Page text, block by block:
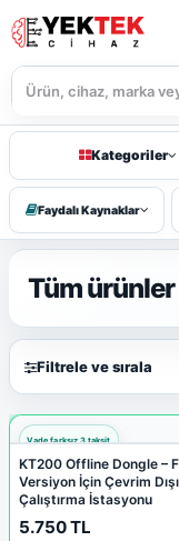
Kategoriler
Faydalı Kaynaklar
Tüm ürünler
Filtrele ve sırala
KT200 Offline Dongle –
Versiyon İçin Çevrim Dışı
Çalıştırma İstasyonu
5.750 TL